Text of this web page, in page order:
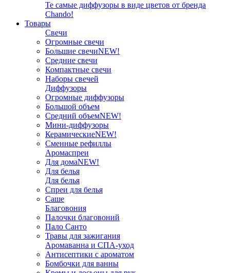
Те самые диффузоры в виде цветов от бренда
Chando!
Товары
Свечи
Огромные свечи
Большие свечиNEW!
Средние свечи
Компактные свечи
Наборы свечей
Диффузоры
Огромные диффузоры
Большой объем
Средний объемNEW!
Мини-диффузоры
КерамическиеNEW!
Сменные рефиллы
Аромаспреи
Для домаNEW!
Для белья
Для белья
Спреи для белья
Саше
Благовония
Палочки благовоний
Пало Санто
Травы для зажигания
Аромаванна и СПА-уход
Антисептики с ароматом
Бомбочки для ванны